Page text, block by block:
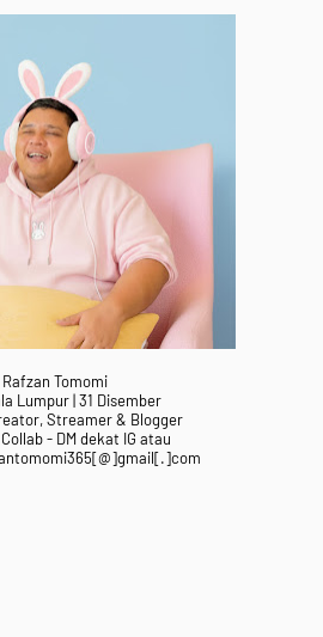
Rafzan Tomomi
Lumpur | 31 Disember
Streamer & Blogger
- DM dekat IG atau